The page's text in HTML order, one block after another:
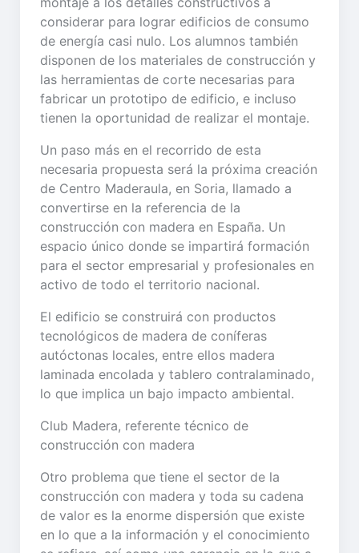
considerar para lograr edificios de consumo
de energía casi nulo. Los alumnos también
disponen de los materiales de construcción y
las herramientas de corte necesarias para
fabricar un prototipo de edificio, e incluso
tienen la oportunidad de realizar el montaje.
Un paso más en el recorrido de esta
necesaria propuesta será la próxima creación
de Centro Maderaula, en Soria, llamado a
convertirse en la referencia de la
construcción con madera en España. Un
espacio único donde se impartirá formación
para el sector empresarial y profesionales en
activo de todo el territorio nacional.
El edificio se construirá con productos
tecnológicos de madera de coníferas
autóctonas locales, entre ellos madera
laminada encolada y tablero contralaminado,
lo que implica un bajo impacto ambiental.
Club Madera, referente técnico de
construcción con madera
Otro problema que tiene el sector de la
construcción con madera y toda su cadena
de valor es la enorme dispersión que existe
en lo que a la información y el conocimiento